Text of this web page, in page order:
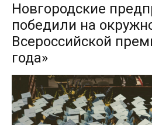
Новгородские
победили на
Всероссийской
года»